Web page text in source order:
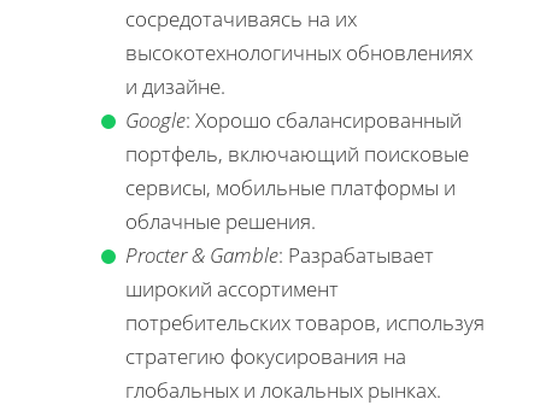
сосредотачиваясь на их
высокотехнологичных обновлениях
и дизайне.
Google: Хорошо сбалансированный
портфель, включающий поисковые
сервисы, мобильные платформы и
облачные решения.
Procter & Gamble: Разрабатывает
широкий ассортимент
потребительских товаров, используя
стратегию фокусирования на
глобальных и локальных рынках.